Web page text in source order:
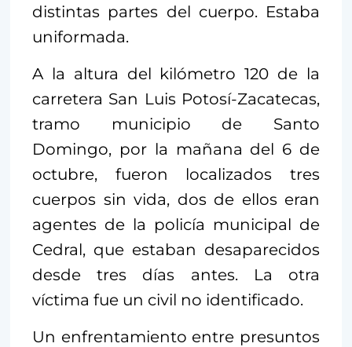
distintas partes del cuerpo. Estaba
uniformada.
A la altura del kilómetro 120 de la
carretera San Luis Potosí-Zacatecas,
tramo municipio de Santo
Domingo, por la mañana del 6 de
octubre, fueron localizados tres
cuerpos sin vida, dos de ellos eran
agentes de la policía municipal de
Cedral, que estaban desaparecidos
desde tres días antes. La otra
víctima fue un civil no identificado.
Un enfrentamiento entre presuntos